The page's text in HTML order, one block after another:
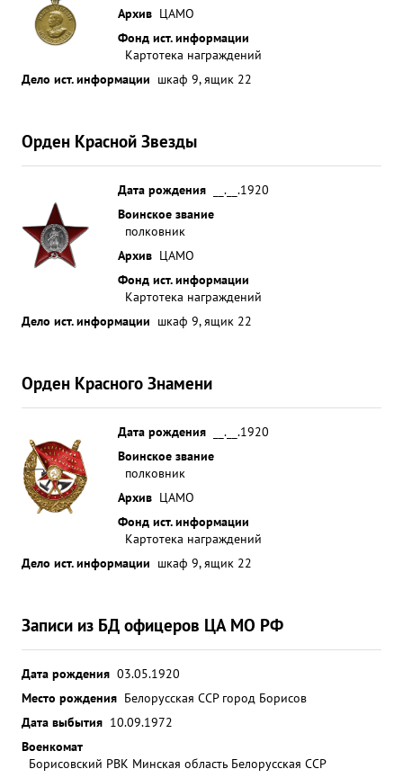
запасном аэродроме чем спас дорого стоящую
машину и жизнь экипажа. За мужество отвагу
проявленные в боях с немецкими захват чиками
и готовность пойти на взаимную выручку своего
боевых вылетов, чем нанес крупный урон в
...»
Архив ЦАМО
Фонд ист. информации
Картотека награждений
Дело ист. информации шкаф 9, ящик 22
Орден Красной Звезды
Дата рождения
__.__.1920
Воинское звание
полковник
Архив ЦАМО
Фонд ист. информации
Картотека награждений
Дело ист. информации шкаф 9, ящик 22
Орден Красного Знамени
Дата рождения
__.__.1920
Воинское звание
полковник
Архив ЦАМО
Фонд ист. информации
Картотека награждений
Дело ист. информации шкаф 9, ящик 22
Записи из БД офицеров ЦА МО РФ
Дата рождения 03.05.1920
Место рождения Белорусская ССР город Борисов
Дата выбытия 10.09.1972
Военкомат
Борисовский РВК Минская область Белорусская ССР